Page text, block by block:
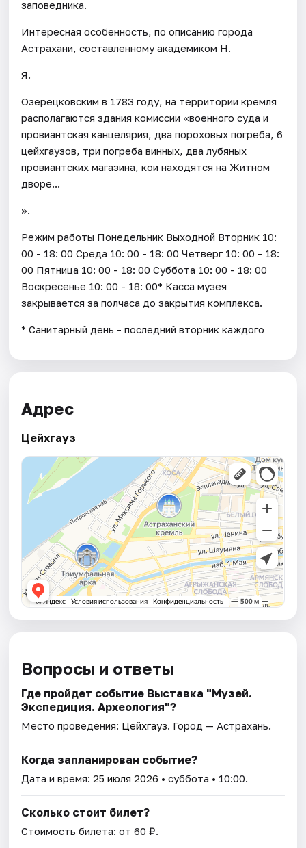
заповедника.
Интересная особенность, по описанию города
Астрахани, составленному академиком Н.
Я.
Озерецковским в 1783 году, на территории кремля
располагаются здания комиссии «военного суда и
провиантская канцелярия, два пороховых погреба, 6
цейхгаузов, три погреба винных, два лубяных
провиантских магазина, кои находятся на Житном
дворе...
».
Режим работы Понедельник Выходной Вторник 10:
00 - 18: 00 Среда 10: 00 - 18: 00 Четверг 10: 00 - 18:
00 Пятница 10: 00 - 18: 00 Суббота 10: 00 - 18: 00
Воскресенье 10: 00 - 18: 00* Касса музея
закрывается за полчаса до закрытия комплекса.
* Санитарный день - последний вторник каждого
Адрес
Цейхгауз
Вопросы и ответы
Где пройдет событие Выставка "Музей.
Экспедиция. Археология"?
Место проведения: Цейхгауз. Город — Астрахань.
Когда запланирован событие?
Дата и время:25 июля 2026 • суббота • 10:00.
Сколько стоит билет?
Стоимость билета: от 60 ₽.